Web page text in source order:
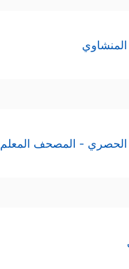
الحصري - المصحف المعلم